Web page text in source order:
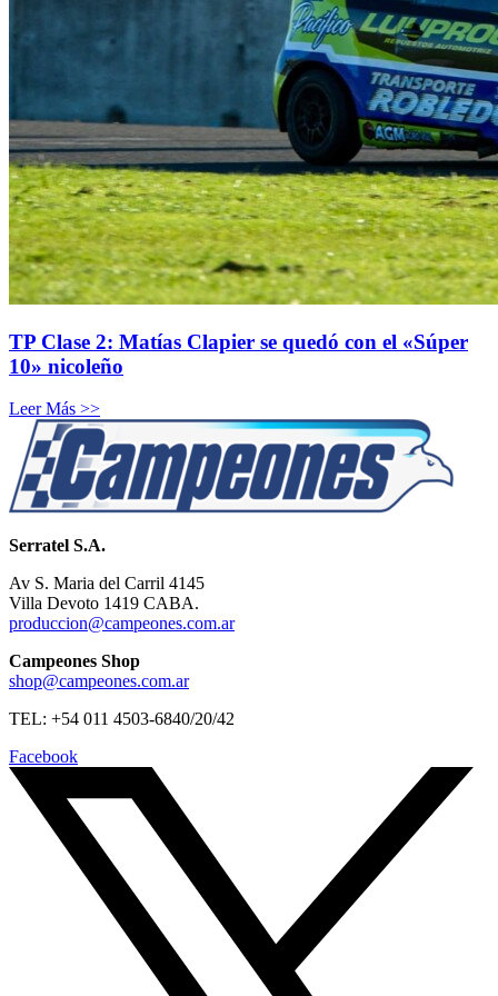
TP Clase 2: Matías Clapier se quedó con el «Súper
10» nicoleño
Leer Más >>
Serratel S.A.
Av S. Maria del Carril 4145
Villa Devoto 1419 CABA.
produccion@campeones.com.ar
Campeones Shop
shop@campeones.com.ar
TEL: +54 011 4503-6840/20/42
Facebook